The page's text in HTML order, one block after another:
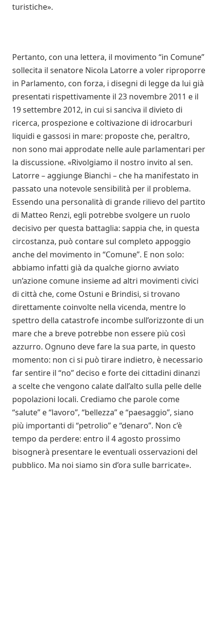
turistiche».
Pertanto, con una lettera, il movimento “in Comune”
sollecita il senatore Nicola Latorre a voler riproporre
in Parlamento, con forza, i disegni di legge da lui già
presentati rispettivamente il 23 novembre 2011 e il
19 settembre 2012, in cui si sanciva il divieto di
ricerca, prospezione e coltivazione di idrocarburi
liquidi e gassosi in mare: proposte che, peraltro,
non sono mai approdate nelle aule parlamentari per
la discussione. «Rivolgiamo il nostro invito al sen.
Latorre – aggiunge Bianchi – che ha manifestato in
passato una notevole sensibilità per il problema.
Essendo una personalità di grande rilievo del partito
di Matteo Renzi, egli potrebbe svolgere un ruolo
decisivo per questa battaglia: sappia che, in questa
circostanza, può contare sul completo appoggio
anche del movimento in “Comune”. E non solo:
abbiamo infatti già da qualche giorno avviato
un’azione comune insieme ad altri movimenti civici
di città che, come Ostuni e Brindisi, si trovano
direttamente coinvolte nella vicenda, mentre lo
spettro della catastrofe incombe sull’orizzonte di un
mare che a breve potrebbe non essere più così
azzurro. Ognuno deve fare la sua parte, in questo
momento: non ci si può tirare indietro, è necessario
far sentire il “no” deciso e forte dei cittadini dinanzi
a scelte che vengono calate dall’alto sulla pelle delle
popolazioni locali. Crediamo che parole come
“salute” e “lavoro”, “bellezza” e “paesaggio”, siano
più importanti di “petrolio” e “denaro”. Non c’è
tempo da perdere: entro il 4 agosto prossimo
bisognerà presentare le eventuali osservazioni del
pubblico. Ma noi siamo sin d’ora sulle barricate».